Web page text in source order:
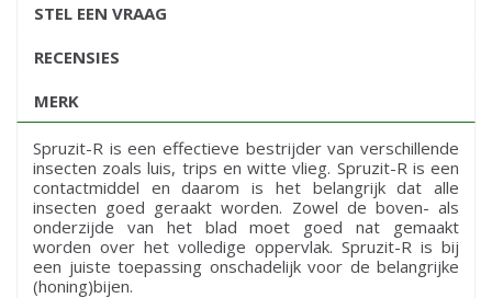
STEL EEN VRAAG
RECENSIES
MERK
Spruzit-R is een effectieve bestrijder van verschillende
insecten zoals luis, trips en witte vlieg. Spruzit-R is een
contactmiddel en daarom is het belangrijk dat alle
insecten goed geraakt worden. Zowel de boven- als
onderzijde van het blad moet goed nat gemaakt
worden over het volledige oppervlak. Spruzit-R is bij
een juiste toepassing onschadelijk voor de belangrijke
(honing)bijen.